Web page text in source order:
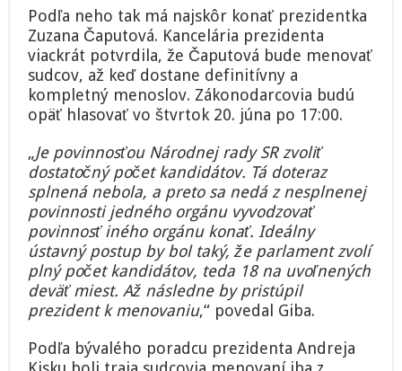
Podľa neho tak má najskôr konať prezidentka
Zuzana Čaputová. Kancelária prezidenta
viackrát potvrdila, že Čaputová bude menovať
sudcov, až keď dostane definitívny a
kompletný menoslov. Zákonodarcovia budú
opäť hlasovať vo štvrtok 20. júna po 17:00.
„Je povinnosťou Národnej rady SR zvoliť
dostatočný počet kandidátov. Tá doteraz
splnená nebola, a preto sa nedá z nesplnenej
povinnosti jedného orgánu vyvodzovať
povinnosť iného orgánu konať. Ideálny
ústavný postup by bol taký, že parlament zvolí
plný počet kandidátov, teda 18 na uvoľnených
deväť miest. Až následne by pristúpil
prezident k menovaniu,“ povedal Giba.
Podľa bývalého poradcu prezidenta Andreja